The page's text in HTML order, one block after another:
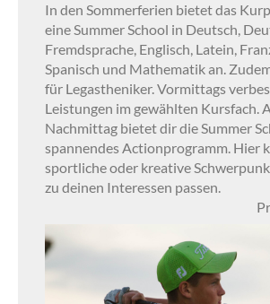
In den Sommerferien bietet das
eine Summer School in Deutsch,
Fremdsprache, Englisch, Latein,
Spanisch und Mathematik an.
für Legastheniker. Vormittags
Leistungen im gewählten Kursfach.
Nachmittag bietet dir die Summer
spannendes Actionprogramm. Hier
sportliche oder kreative
zu deinen Interessen passen.